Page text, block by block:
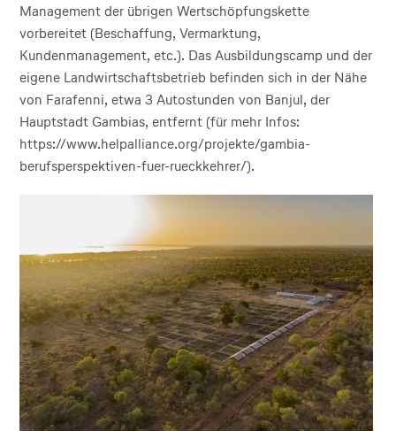
Management der übrigen Wertschöpfungskette
vorbereitet (Beschaffung, Vermarktung,
Kundenmanagement, etc.). Das Ausbildungscamp und der
eigene Landwirtschaftsbetrieb befinden sich in der Nähe
von Farafenni, etwa 3 Autostunden von Banjul, der
Hauptstadt Gambias, entfernt (für mehr Infos:
https://www.helpalliance.org/projekte/gambia-
berufsperspektiven-fuer-rueckkehrer/).